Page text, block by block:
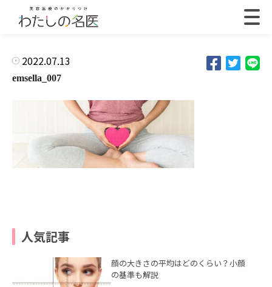
2022.07.13
emsella_007
人気記事
顔の大きさの平均はどのくらい？小顔
の基準も解説